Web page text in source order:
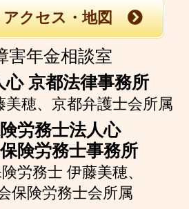
クセス・地図
害年金相談室
心 京都法律事務所
穂、 京都弁護士会所属
労務士法人心
険労務士事務所
労務士 伊藤美穂、
保険労務士会所属